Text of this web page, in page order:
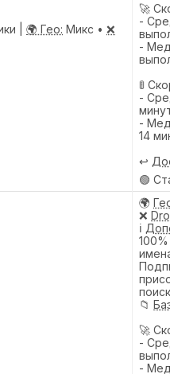
| 🌍 Гео: Микс • ❌
🚀
-
-
🚦
-
-
14
↩️
🟢
🌍
❌
ℹ️
📁
🚀
-
-